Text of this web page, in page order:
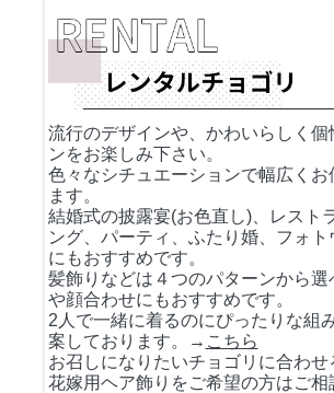
流行のデザインや、かわいらしく個
ンをお楽しみ下さい。
色々なシチュエーションで幅広くお
ます。
結婚式の披露宴(お色直し)、レスト
ング、パーティ、ふたり婚、フォト
にもおすすめです。
髪飾りなどは４つのパターンから選
や顔合わせにもおすすめです。
2人で一緒に着るのにぴったりな組
案しております。→ こちら
お召しになりたいチョゴリに合わせ
花嫁用ヘア飾りをご希望の方はご相